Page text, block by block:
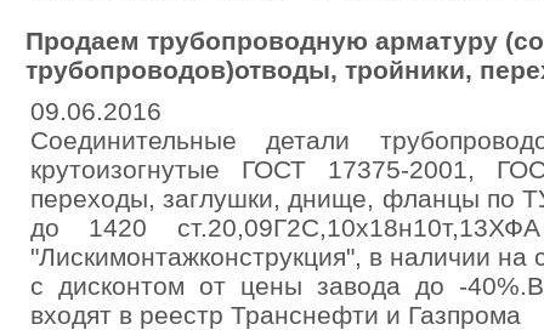
Продаем трубопроводную арматуру
трубопроводов)отводы, тройники,
09.06.2016
Соединительные детали
крутоизогнутые ГОСТ 17375-2001,
переходы, заглушки, днище, фланцы по
до 1420
"Лискимонтажконструкция", в наличии
с дисконтом от цены завода до -
входят в реестр Транснефти и Газпрома